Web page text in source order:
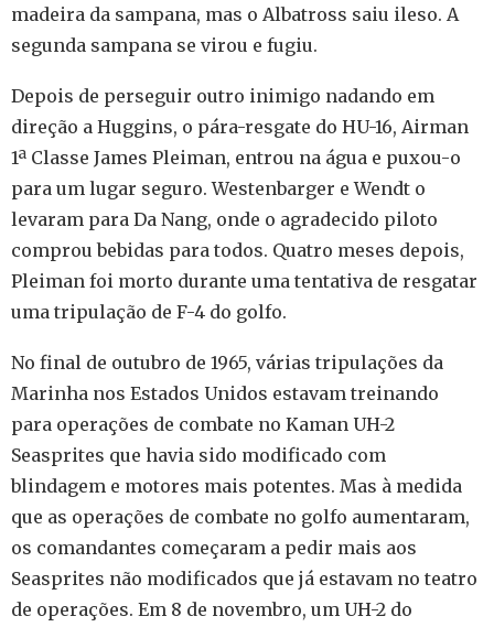
madeira da sampana, mas o Albatross saiu ileso. A
segunda sampana se virou e fugiu.
Depois de perseguir outro inimigo nadando em
direção a Huggins, o pára-resgate do HU-16, Airman
1ª Classe James Pleiman, entrou na água e puxou-o
para um lugar seguro. Westenbarger e Wendt o
levaram para Da Nang, onde o agradecido piloto
comprou bebidas para todos. Quatro meses depois,
Pleiman foi morto durante uma tentativa de resgatar
uma tripulação de F-4 do golfo.
No final de outubro de 1965, várias tripulações da
Marinha nos Estados Unidos estavam treinando
para operações de combate no Kaman UH-2
Seasprites que havia sido modificado com
blindagem e motores mais potentes. Mas à medida
que as operações de combate no golfo aumentaram,
os comandantes começaram a pedir mais aos
Seasprites não modificados que já estavam no teatro
de operações. Em 8 de novembro, um UH-2 do